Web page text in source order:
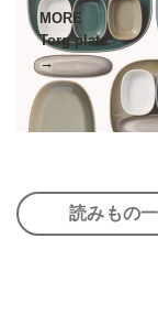
MORE
Torg plate
→
読みもの